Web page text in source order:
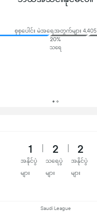
စုစုပေါင်း မဲအရေအတွက်များ 4,405
20%
သရေ
1
အနိုင်ပွဲ
များ
2
သရေပွဲ
များ
2
အနိုင်ပွဲ
များ
Saudi League